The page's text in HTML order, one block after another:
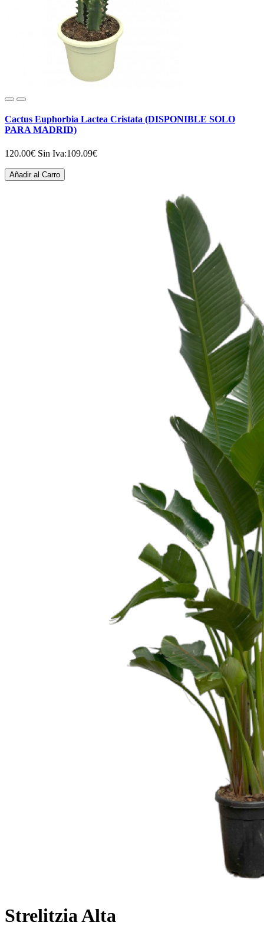
Cactus Euphorbia Lactea Cristata (DISPONIBLE SOLO
PARA MADRID)
120.00€ Sin Iva:109.09€
Añadir al Carro
Strelitzia Alta